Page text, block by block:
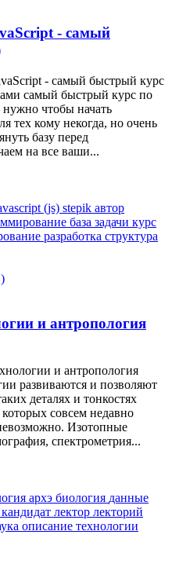
- самый
- самый быстрый курс
самый быстрый курс по
нужно чтобы начать
тех кому некогда, но очень
базу перед
на все ваши...
(js) stepik автор
база задачи курс
разработка структура
и антропология
и антропология
развиваются и позволяют
деталях и тонкостях
совсем недавно
Изотопные
спектрометрия...
архэ биология данные
кандидат лектор лекторий
описание технологии